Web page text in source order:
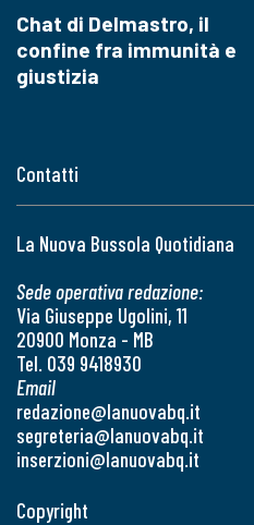
Contatti
La Nuova Bussola Quotidiana
Sede operativa redazione:
Via Giuseppe Ugolini, 11
20900 Monza - MB
Tel. 039 9418930
Email
redazione@lanuovabq.it
segreteria@lanuovabq.it
inserzioni@lanuovabq.it
Chat di Delmastro, il
confine fra immunità e
giustizia
Copyright